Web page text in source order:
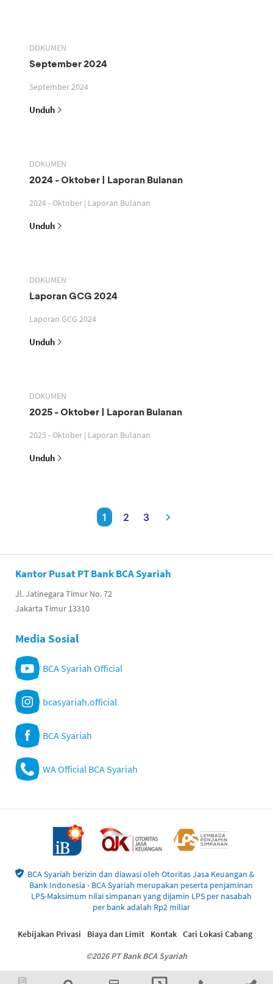
DOKUMEN
September 2024
September 2024
Unduh
DOKUMEN
2024 - Oktober | Laporan Bulanan
2024 - Oktober | Laporan Bulanan
Unduh
DOKUMEN
Laporan GCG 2024
Laporan GCG 2024
Unduh
DOKUMEN
2025 - Oktober | Laporan Bulanan
2025 - Oktober | Laporan Bulanan
Unduh
1 2 3
Kantor Pusat PT Bank BCA Syariah
Jl. Jatinegara Timur No. 72
Jakarta Timur 13310
Media Sosial
BCA Syariah Official
bcasyariah.official
BCA Syariah
WA Official BCA Syariah
BCA Syariah berizin dan diawasi oleh Otoritas Jasa Keuangan &
Bank Indonesia - BCA Syariah merupakan peserta penjaminan
LPS-Maksimum nilai simpanan yang dijamin LPS per nasabah
per bank adalah Rp2 miliar
©2026 PT Bank BCA Syariah
Kebijakan Privasi Biaya dan Limit Kontak Cari Lokasi Cabang